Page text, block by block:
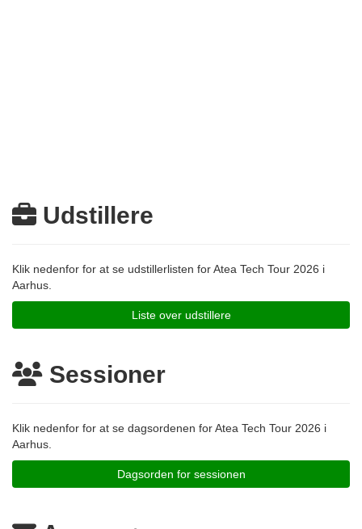
Udstillere
Klik nedenfor for at se udstillerlisten for Atea Tech Tour 2026 i
Aarhus.
Liste over udstillere
Sessioner
Klik nedenfor for at se dagsordenen for Atea Tech Tour 2026 i
Aarhus.
Dagsorden for sessionen